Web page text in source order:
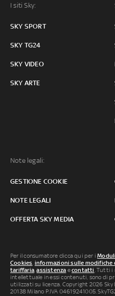
I siti Sky:
SKY SPORT
SKY TG24
SKY VIDEO
SKY ARTE
Note legali:
GESTIONE COOKIE
NOTE LEGALI
OFFERTA SKY MEDIA
Per il consumatore clicca qui per i
Cookies, informazioni sulle
tariffaria,assistenza econtatti. Tutti i
intellettuale in essi contenuti, sono di
utilizzati su licenza. Copyright 2026 Sky
20138 Milano P.IVA 04619241005.